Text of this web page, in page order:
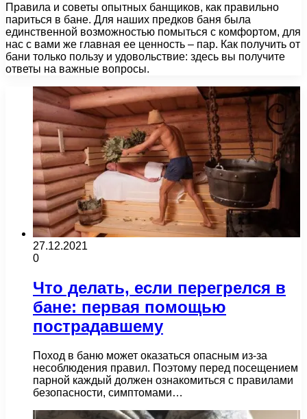
Правила и советы опытных банщиков, как правильно
париться в бане. Для наших предков баня была
единственной возможностью помыться с комфортом, для
нас с вами же главная ее ценность – пар. Как получить от
бани только пользу и удовольствие: здесь вы получите
ответы на важные вопросы.
27.12.2021
0
Что делать, если перегрелся в
бане: первая помощью
пострадавшему
Поход в баню может оказаться опасным из-за
несоблюдения правил. Поэтому перед посещением
парной каждый должен ознакомиться с правилами
безопасности, симптомами…